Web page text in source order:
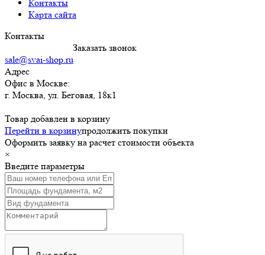
Контакты
Карта сайта
Контакты
Заказать звонок
sale@svai-shop.ru
Адрес
Офис в Москве:
г. Москва ул. Беговая, 18к1
Товар добавлен в корзину
Перейти в корзинупродолжить покупки
Оформить заявку на расчет стоимости объекта
×
Введите параметры